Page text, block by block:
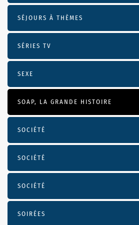
SÉJOURS À THÈMES
SÉRIES TV
SEXE
SOAP, LA GRANDE HISTOIRE
SOCIÉTÉ
SOCIÉTÉ
SOCIÉTÉ
SOIRÉES